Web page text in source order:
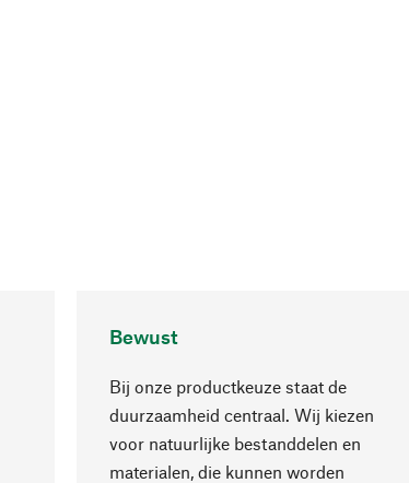
Bewust
Bij onze productkeuze staat de
duurzaamheid centraal. Wij kiezen
voor natuurlijke bestanddelen en
materialen, die kunnen worden